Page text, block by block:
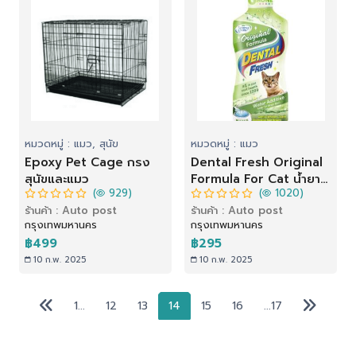
หมวดหมู่ : แมว, สุนัข
Epoxy Pet Cage กรง
สุนัขและแมว
( 929)
ร้านค้า : Auto post
กรุงเทพมหานคร
฿499
10 ก.พ. 2025
หมวดหมู่ : แมว
Dental Fresh Original
Formula For Cat น้ำยา
ดับกลิ่นปากแมว (237 ml)
( 1020)
ร้านค้า : Auto post
กรุงเทพมหานคร
฿295
10 ก.พ. 2025
1... 12 13 14 15 16 ...17